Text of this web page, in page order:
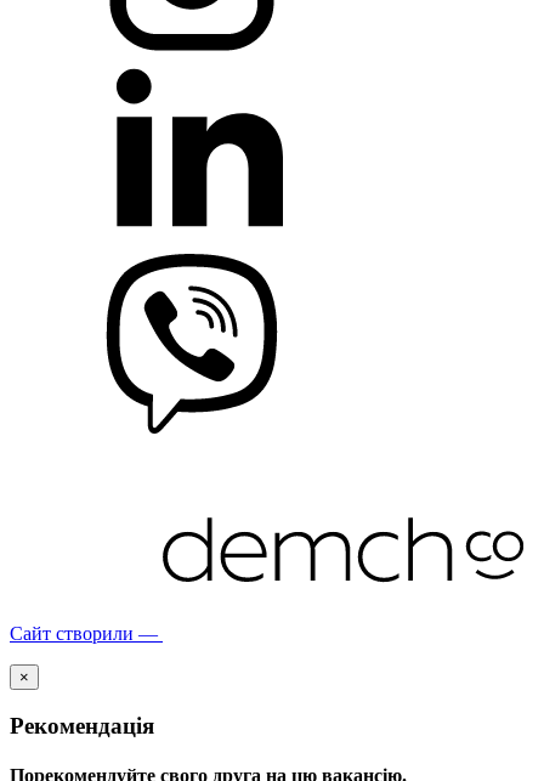
Сайт створили —
×
Рекомендація
Порекомендуйте свого друга на цю вакансію.